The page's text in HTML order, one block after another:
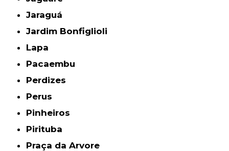
Jaraguá
Jardim Bonfiglioli
Lapa
Pacaembu
Perdizes
Perus
Pinheiros
Pirituba
Praça da Arvore